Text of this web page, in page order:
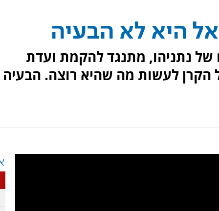
היא לא הבעיה
של נתניהו, מתנגד להקמת ועדת
לעשות מה שהיא רוצה. הבעיה